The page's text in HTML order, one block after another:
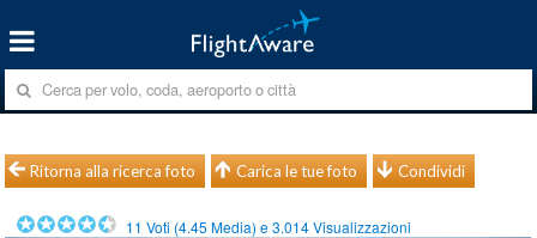
Ritorna alla ricerca foto Carica le tue foto Condividi
11 Voti (4.45 Media) e3.014Visualizzazioni